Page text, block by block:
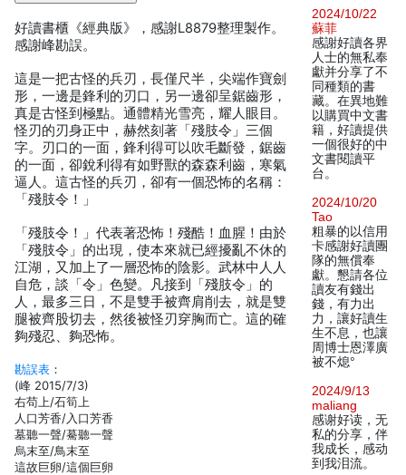
好讀書櫃《經典版》，感謝L8879整理製作。
感謝峰勘誤。
這是一把古怪的兵刃，長僅尺半，尖端作寶劍
形，一邊是鋒利的刃口，另一邊卻呈鋸齒形，
真是古怪到極點。通體精光雪亮，耀人眼目。
怪刃的刃身正中，赫然刻著「殘肢令」三個
字。刃口的一面，鋒利得可以吹毛斷發，鋸齒
的一面，卻銳利得有如野獸的森森利齒，寒氣
逼人。這古怪的兵刃，卻有一個恐怖的名稱：
「殘肢令！」
「殘肢令！」代表著恐怖！殘酷！血腥！由於
「殘肢令」的出現，使本來就已經擾亂不休的
江湖，又加上了一層恐怖的陰影。武林中人人
自危，談「令」色變。凡接到「殘肢令」的
人，最多三日，不是雙手被齊肩削去，就是雙
腿被齊股切去，然後被怪刃穿胸而亡。這的確
夠殘忍、夠恐怖。
勘誤表 ：
(峰 2015/7/3)
右苟上/石筍上
人口芳香/入口芳香
墓聽一聲/驀聽一聲
烏末至/鳥末至
這故巨卵/這個巨卵
2024/10/22
蘇菲
感謝好讀各界
人士的無私奉
獻并分享了不
同種類的書
藏。在異地難
以購買中文書
籍，好讀提供
一個很好的中
文書閱讀平
台。
2024/10/20
Tao
粗暴的以信用
卡感謝好讀團
隊的無償奉
獻。懇請各位
讀友有錢出
錢，有力出
力，讓好讀生
生不息，也讓
周博士恩澤廣
被不熄°
2024/9/13
maliang
感谢好读，无
私的分享，伴
我成长，感动
到我泪流。